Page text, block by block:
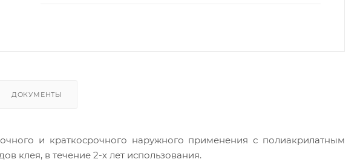
ДОКУМЕНТЫ
и краткосрочного наружного применения с полиакрилатным
клея, в течение 2-х лет использования.